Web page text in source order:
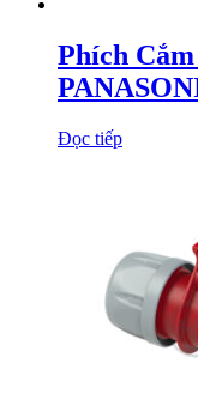
Phích
Đọc tiếp